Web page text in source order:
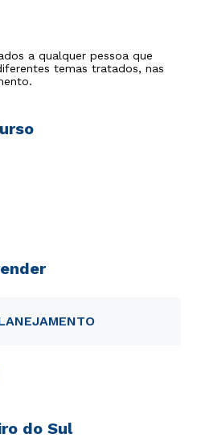
a qualquer pessoa que
temas tratados, nas
do Sul